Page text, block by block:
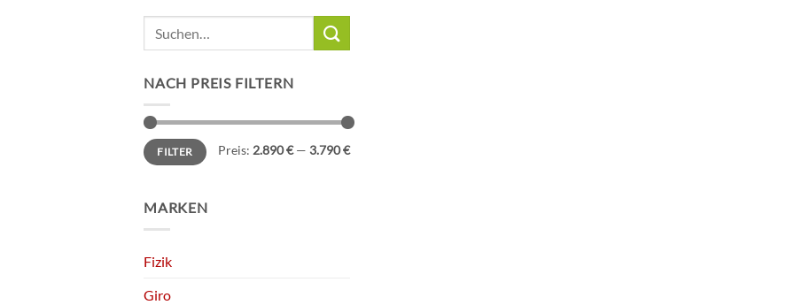
NACH PREIS FILTERN
Min.
Preis
Max.
PreisFILTER Preis: 2.890 €— 3.790 €
MARKEN
Fizik
Giro